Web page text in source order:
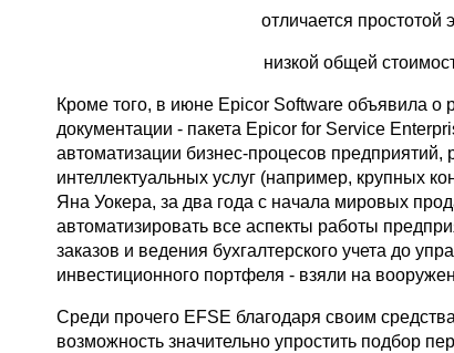
отличается простотой
низкой общей
Кроме того, в июне Epicor Software объявила о
документации - пакета Epicor for Service
автоматизации бизнес-процесов
интеллектуальных услуг (например, крупных
Яна Уокера, за два года с начала мировых
автоматизировать все аспекты работы
заказов и ведения бухгалтерского учета до
инвестиционного портфеля - взяли на
Среди прочего EFSE благодаря своим
возможность значительно упростить подбор